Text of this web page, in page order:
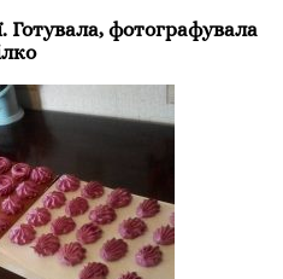
Готувала, фотографувала